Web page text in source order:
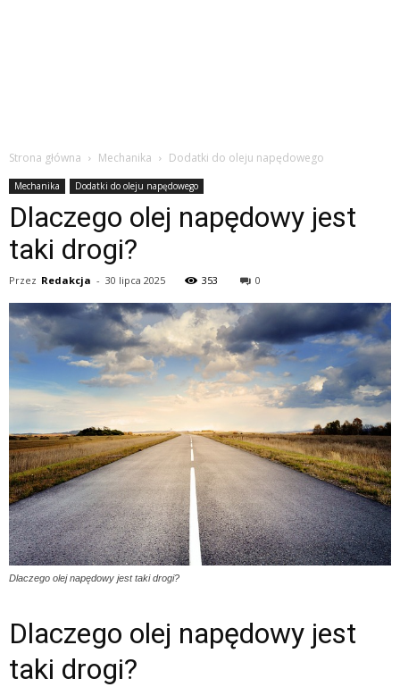
Strona główna Mechanika Dodatki do oleju napędowego
Mechanika Dodatki do oleju napędowego
Dlaczego olej napędowy jest
taki drogi?
Przez Redakcja - 30 lipca 2025 353 0
Dlaczego olej napędowy jest taki drogi?
Dlaczego olej napędowy jest
taki drogi?